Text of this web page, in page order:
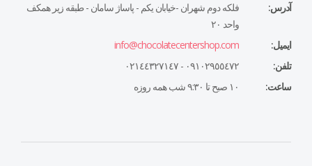
آدرس:
فلكه دوم شهران -خيابان يكم - پاساژ سامان - طبقه زير همكف
واحد ٢٠
ایمیل:
info@chocolatecentershop.com
تلفن:
٠٩١٠٢٩٥٥٤٧٢ - ٠٢١٤٤٣٢٧١٤٧
ساعت:
١٠ صبح تا ٩:٣٠ شب همه روزه